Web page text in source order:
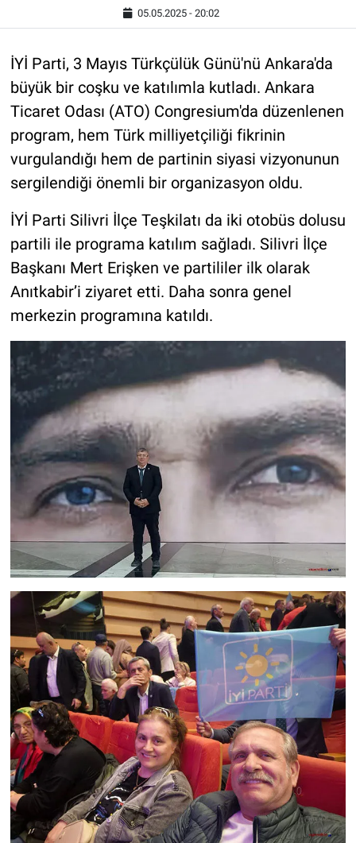
05.05.2025 - 20:02
İYİ Parti, 3 Mayıs Türkçülük Günü'nü Ankara'da
büyük bir coşku ve katılımla kutladı. Ankara
Ticaret Odası (ATO) Congresium'da düzenlenen
program, hem Türk milliyetçiliği fikrinin
vurgulandığı hem de partinin siyasi vizyonunun
sergilendiği önemli bir organizasyon oldu.
İYİ Parti Silivri İlçe Teşkilatı da iki otobüs dolusu
partili ile programa katılım sağladı. Silivri İlçe
Başkanı Mert Erişken ve partililer ilk olarak
Anıtkabir’i ziyaret etti. Daha sonra genel
merkezin programına katıldı.